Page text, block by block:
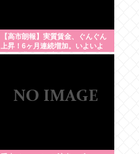
【高市朗報】実質賃金、ぐんぐん
上昇！6ヶ月連続増加。いよいよ
国民も豊かさを実感か？インフレ